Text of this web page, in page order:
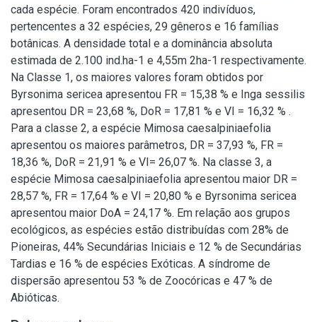
cada espécie. Foram encontrados 420 indivíduos,
pertencentes a 32 espécies, 29 gêneros e 16 famílias
botânicas. A densidade total e a dominância absoluta
estimada de 2.100 ind.ha-1 e 4,55m 2ha-1 respectivamente.
Na Classe 1, os maiores valores foram obtidos por
Byrsonima sericea apresentou FR = 15,38 % e Inga sessilis
apresentou DR = 23,68 %, DoR = 17,81 % e VI = 16,32 % .
Para a classe 2, a espécie Mimosa caesalpiniaefolia
apresentou os maiores parâmetros, DR = 37,93 %, FR =
18,36 %, DoR = 21,91 % e VI= 26,07 %. Na classe 3, a
espécie Mimosa caesalpiniaefolia apresentou maior DR =
28,57 %, FR = 17,64 % e VI = 20,80 % e Byrsonima sericea
apresentou maior DoA = 24,17 %. Em relação aos grupos
ecológicos, as espécies estão distribuídas com 28% de
Pioneiras, 44% Secundárias Iniciais e 12 % de Secundárias
Tardias e 16 % de espécies Exóticas. A síndrome de
dispersão apresentou 53 % de Zoocóricas e 47 % de
Abióticas.